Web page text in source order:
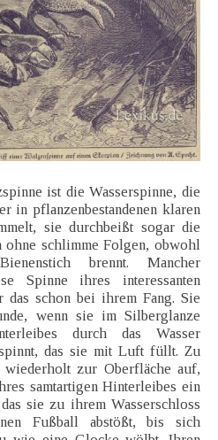
ist die Wasserspinne, die
in pflanzenbestandenen klaren
sie durchbeißt sogar die
ohne schlimme Folgen, obwohl
brennt. Mancher
Spinne ihres interessanten
das schon bei ihrem Fang. Sie
wenn sie im Silberglanze
durch das Wasser
das sie mit Luft füllt. Zu
zur Oberfläche auf,
samtartigen Hinterleibes ein
sie zu ihrem Wasserschloss
Fußball abstößt, bis sich